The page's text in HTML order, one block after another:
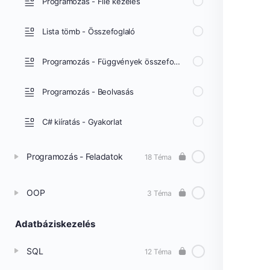
Lista tömb - Összefoglaló
Programozás - Függvények összefoglaló
Programozás - Beolvasás
C# kiíratás - Gyakorlat
Programozás - Feladatok 18 Téma
OOP 3 Téma
Adatbáziskezelés
SQL 12 Téma